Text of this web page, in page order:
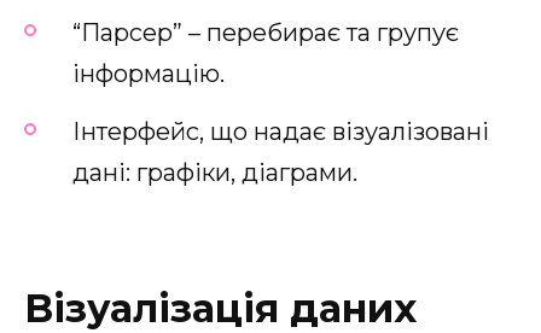
“Парсер” – перебирає та групує
інформацію.
Інтерфейс, що надає візуалізовані
дані: графіки, діаграми.
Візуалізація даних